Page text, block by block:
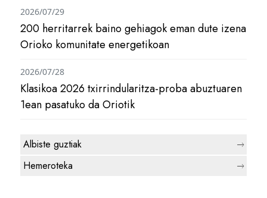
200 herritarrek baino gehiagok eman dute izena
Orioko komunitate energetikoan
2026/07/29
Klasikoa 2026 txirrindularitza-proba abuztuaren
1ean pasatuko da Oriotik
2026/07/28
Albiste guztiak
Hemeroteka